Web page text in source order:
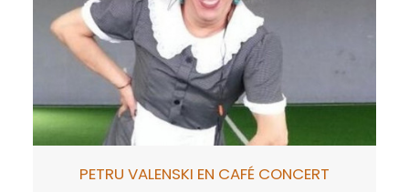
PETRU VALENSKI EN CAFÉ CONCERT